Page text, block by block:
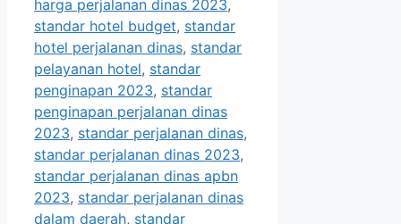
harga perjalanan dinas 2023,
standar hotel budget, standar
hotel perjalanan dinas, standar
pelayanan hotel, standar
penginapan 2023, standar
penginapan perjalanan dinas
2023, standar perjalanan dinas,
standar perjalanan dinas 2023,
standar perjalanan dinas apbn
2023, standar perjalanan dinas
dalam daerah, standar